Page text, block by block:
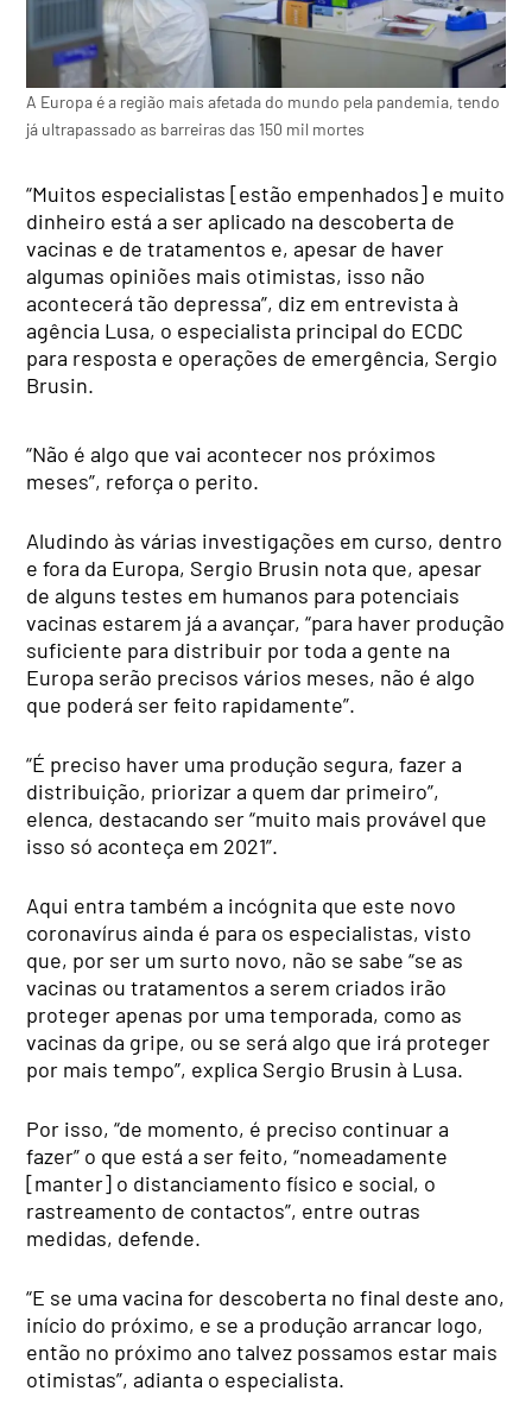
A Europa é a região mais afetada do mundo pela pandemia, tendo
já ultrapassado as barreiras das 150 mil mortes
“Muitos especialistas [estão empenhados] e muito
dinheiro está a ser aplicado na descoberta de
vacinas e de tratamentos e, apesar de haver
algumas opiniões mais otimistas, isso não
acontecerá tão depressa”, diz em entrevista à
agência Lusa, o especialista principal do ECDC
para resposta e operações de emergência, Sergio
Brusin.
“Não é algo que vai acontecer nos próximos
meses”, reforça o perito.
Aludindo às várias investigações em curso, dentro
e fora da Europa, Sergio Brusin nota que, apesar
de alguns testes em humanos para potenciais
vacinas estarem já a avançar, “para haver produção
suficiente para distribuir por toda a gente na
Europa serão precisos vários meses, não é algo
que poderá ser feito rapidamente”.
“É preciso haver uma produção segura, fazer a
distribuição, priorizar a quem dar primeiro”,
elenca, destacando ser “muito mais provável que
isso só aconteça em 2021”.
Aqui entra também a incógnita que este novo
coronavírus ainda é para os especialistas, visto
que, por ser um surto novo, não se sabe “se as
vacinas ou tratamentos a serem criados irão
proteger apenas por uma temporada, como as
vacinas da gripe, ou se será algo que irá proteger
por mais tempo”, explica Sergio Brusin à Lusa.
Por isso, “de momento, é preciso continuar a
fazer” o que está a ser feito, “nomeadamente
[manter] o distanciamento físico e social, o
rastreamento de contactos”, entre outras
medidas, defende.
“E se uma vacina for descoberta no final deste ano,
início do próximo, e se a produção arrancar logo,
então no próximo ano talvez possamos estar mais
otimistas”, adianta o especialista.